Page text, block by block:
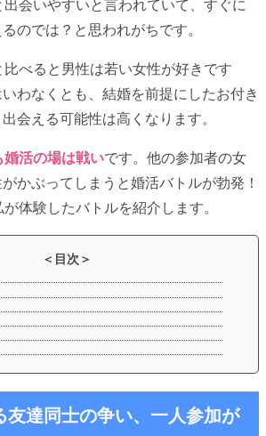
会いやすいと言われていて、すぐに
のでは？と思われがちです。
べると男性は若い女性が好きです
わなくとも、結婚を前提にしたお付き
会える可能性は高くなります。
活の場は戦いです。他の参加者の女
かぶってしまうと婚活バトルが勃発！
体験したバトルを紹介します。
友達同士の争い、一人参加が